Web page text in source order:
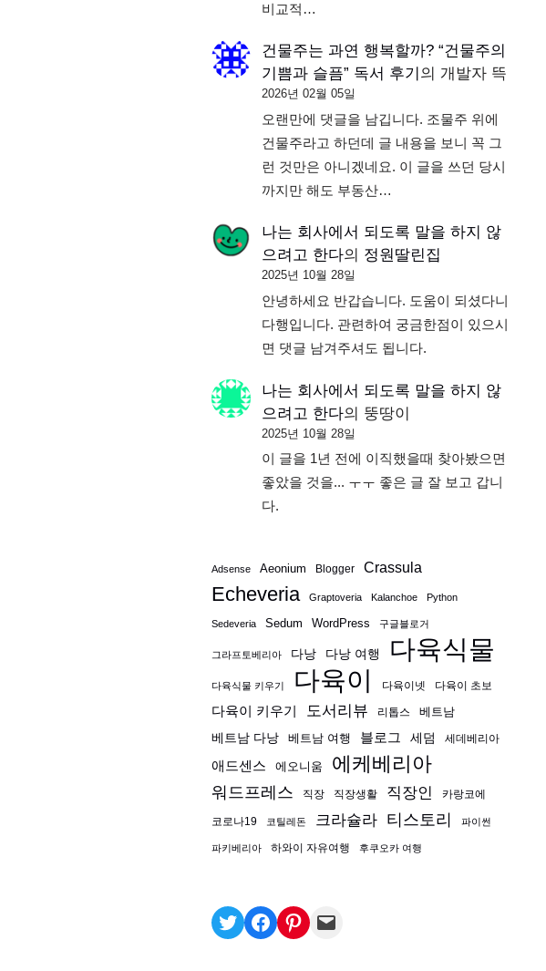
비교적…
건물주는 과연 행복할까? “건물주의
기쁨과 슬픔” 독서 후기 의 개발자 뜩
2026년 02월 05일
오랜만에 댓글을 남깁니다. 조물주 위에
건물주라고 하던데 글 내용을 보니 꼭 그
런 것만은 아니겠네요. 이 글을 쓰던 당시
까지만 해도 부동산…
나는 회사에서 되도록 말을 하지 않
으려고 한다의 정원딸린집
2025년 10월 28일
안녕하세요 반갑습니다. 도움이 되셨다니
다행입니다. 관련하여 궁금한점이 있으시
면 댓글 남겨주셔도 됩니다.
나는 회사에서 되도록 말을 하지 않
으려고 한다의 뚱땅이
2025년 10월 28일
이 글을 1년 전에 이직했을때 찾아봤으면
좋았을 것을... ㅜㅜ 좋은 글 잘 보고 갑니
다.
Adsense Aeonium Blogger Crassula
Echeveria Graptoveria Kalanchoe Python
Sedeveria Sedum WordPress 구글블로거
그라프토베리아 다낭 다낭 여행 다육식물
다육식물 키우기 다육이 다육이넷 다육이 초보
다육이 키우기 도서리뷰 리톱스
베트남
베트남 다낭
베트남 여행 블로그 세덤 세데베리아
애드센스 에오니움 에케베리아
워드프레스 직장 직장생활 직장인 카랑코에
코로나19 코틸레돈 크라슐라 티스토리 파이썬
파키베리아 하와이 자유여행 후쿠오카 여행